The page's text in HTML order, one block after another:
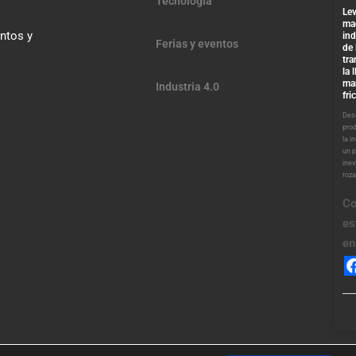
y
Ferias y eventos
Industria 4.0
de
la
la
un